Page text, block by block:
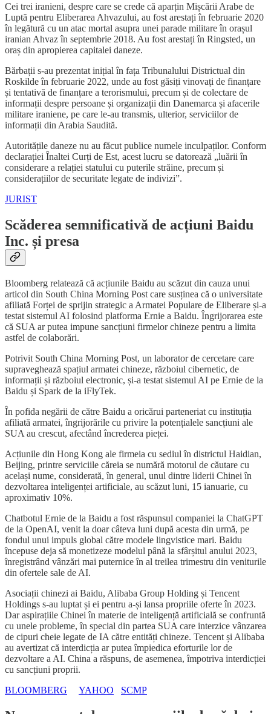
Cei trei iranieni, despre care se crede că aparțin Mișcării Arabe de
Luptă pentru Eliberarea Ahvazului, au fost arestați în februarie 2020
în legătură cu un atac mortal asupra unei parade militare în orașul
iranian Ahvaz în septembrie 2018. Au fost arestați în Ringsted, un
oraș din apropierea capitalei daneze.
Bărbații s-au prezentat inițial în fața Tribunalului Districtual din
Roskilde în februarie 2022, unde au fost găsiți vinovați de finanțare
și tentativă de finanțare a terorismului, precum și de colectare de
informații despre persoane și organizații din Danemarca și afacerile
militare iraniene, pe care le-au transmis, ulterior, serviciilor de
informații din Arabia Saudită.
Autoritățile daneze nu au făcut publice numele inculpaților. Conform
declarației Înaltei Curți de Est, acest lucru se datorează „luării în
considerare a relației statului cu puterile străine, precum și
considerațiilor de securitate legate de indivizi”.
JURIST
Scăderea semnificativă de acțiuni Baidu
Inc. și presa
Bloomberg relatează că acțiunile Baidu au scăzut din cauza unui
articol din South China Morning Post care susținea că o universitate
afiliată Forței de sprijin strategic a Armatei Populare de Eliberare și-a
testat sistemul AI folosind platforma Ernie a Baidu. Îngrijorarea este
că SUA ar putea impune sancțiuni firmelor chineze pentru a limita
astfel de colaborări.
Potrivit South China Morning Post, un laborator de cercetare care
supraveghează spațiul armatei chineze, războiul cibernetic, de
informații și războiul electronic, și-a testat sistemul AI pe Ernie de la
Baidu și Spark de la iFlyTek.
În pofida negării de către Baidu a oricărui parteneriat cu instituția
afiliată armatei, îngrijorările cu privire la potențialele sancțiuni ale
SUA au crescut, afectând încrederea pieței.
Acțiunile din Hong Kong ale firmeia cu sediul în districtul Haidian,
Beijing, printre serviciile căreia se numără motorul de căutare cu
același nume, considerată, în general, unul dintre liderii Chinei în
dezvoltarea inteligenței artificiale, au scăzut luni, 15 ianuarie, cu
aproximativ 10%.
Chatbotul Ernie de la Baidu a fost răspunsul companiei la ChatGPT
de la OpenAI, venit la doar câteva luni după acesta din urmă, pe
fondul unui impuls global către modele lingvistice mari. Baidu
începuse deja să monetizeze modelul până la sfârșitul anului 2023,
înregistrând vânzări mai puternice în al treilea trimestru din veniturile
din ofertele sale de AI.
Asociații chinezi ai Baidu, Alibaba Group Holding și Tencent
Holdings s-au luptat și ei pentru a-și lansa propriile oferte în 2023.
Dar aspirațiile Chinei în materie de inteligență artificială se confruntă
cu unele probleme, în special din partea SUA care interzice vânzarea
de cipuri cheie legate de IA către entități chineze. Tencent și Alibaba
au avertizat că interdicția ar putea împiedica eforturile lor de
dezvoltare a AI. China a răspuns, de asemenea, împotriva interdicției
cu sancțiuni proprii.
BLOOMBERG
YAHOO SCMP